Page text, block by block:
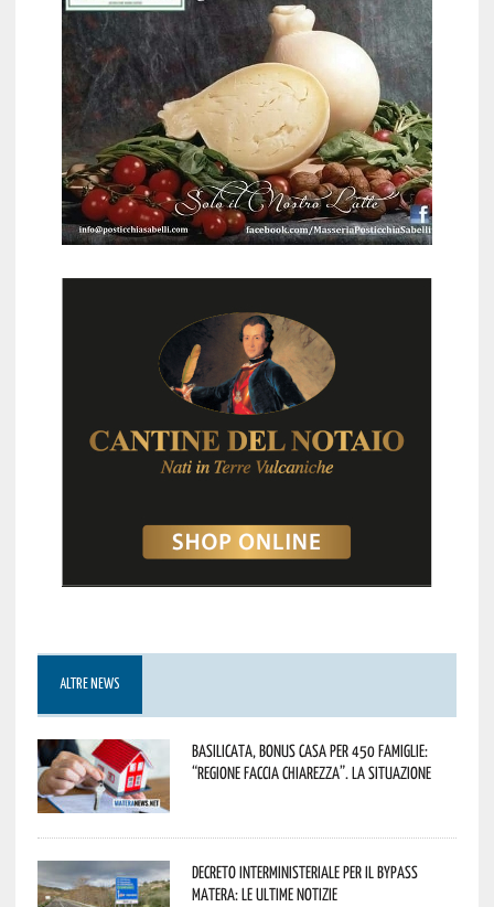
ALTRE NEWS
Basilicata, Bonus casa per 450 famiglie:
“Regione faccia chiarezza”. La situazione
Decreto interministeriale per il Bypass
Matera: le ultime notizie